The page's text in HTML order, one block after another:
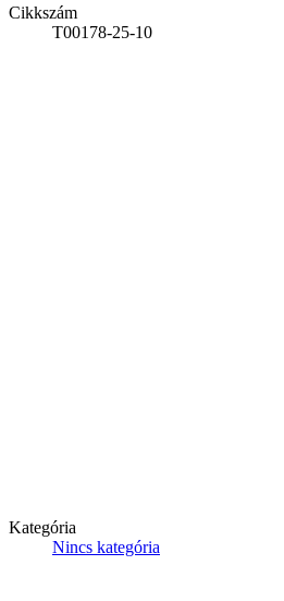
Cikkszám
T00178-25-10
Kategória
Nincs kategória